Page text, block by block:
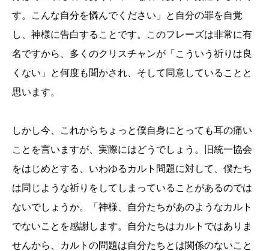
す。こんな自分を憐んでください」と自分の罪を自覚
し、神様に告白することです。このフレーズは非常に有
名ですから、多くのクリスチャンが「こういう祈りは良
くない」と何度も聞かされ、そして同意していることと
思います。
しかし今、これからちょっと僕自身にとっても耳の痛い
ことを言いますが、実際にはどうでしょう。旧統一協会
をはじめとする、いわゆるカルト問題に対して、僕たち
は同じような祈りをしてしまっていることがあるのでは
ないでしょうか。「神様、自分たちがあのようなカルト
でないことを感謝します。自分たちはカルトではありま
せんから、カルトの問題は自分たちとは関係のないこと